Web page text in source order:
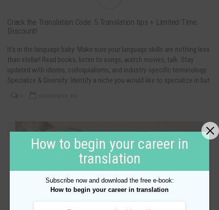
Crack the Translation Code: 5 Translation tips + Limited-Time
Discount!
It’s in the language baby: Make sure your language skills are nothing less
than stellar! Read books, listen to songs, watch movies, talk. Stay
updated with idioms, colloquialisms, and industry-specific terminology.
Specialize & Diversify: Identify a niche you would like to specialize in but:
UNCATEGORIZED
How to begin your career in
translation
Subscribe now and download the free e-book:
How to begin your career in translation